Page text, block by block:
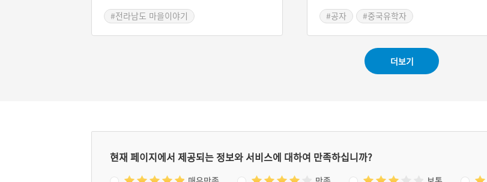
#전라남도 마을이야기
#공자
#중국유학자
더보기
현재 페이지에서 제공되는 정보와 서비스에 대하여 만족하십니까?